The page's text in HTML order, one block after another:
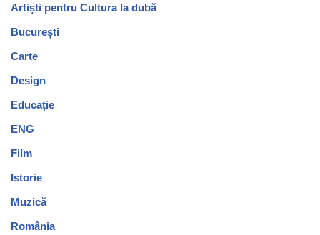
Artiști pentru Cultura la dubă
București
Carte
Design
Educație
ENG
Film
Istorie
Muzică
România